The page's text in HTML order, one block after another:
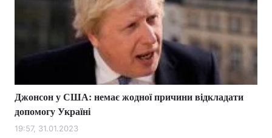
Джонсон у США: немає жодної причини відкладати
допомогу Україні
19:57, 31.01.2023